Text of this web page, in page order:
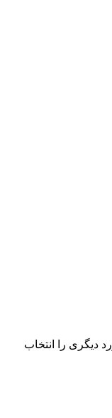
دیگری را انتخاب